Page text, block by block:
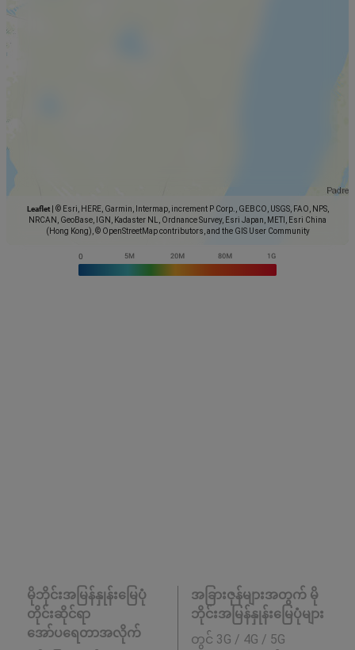
Leaflet
© Esri, HERE, Garmin, Intermap, increment P Corp., GEBCO, USGS, FAO, NPS,
NRCAN, GeoBase, IGN, Kadaster NL, Ordnance Survey, Esri Japan, METI, Esri China
(Hong Kong), © OpenStreetMap contributors, and the GIS User Community
မိုဘိုင်းအမြန်နှုန်းမြေပုံ
တိုင်းဆိုင်ရာ
အော်ပရေတာအလိုက်
အခြားဇုန်များအတွက် မို
ဘိုင်းအမြန်နှုန်းမြေပုံများ
တွင် 3G / 4G / 5G